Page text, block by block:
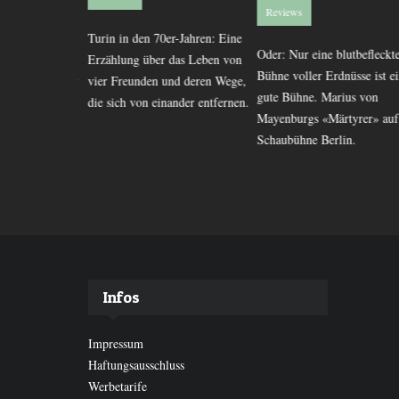
Turin in den 70er-Jahren: Eine
Erzählung über das Leben von
vier Freunden und deren Wege,
die sich von einander entfernen.
Reviews
Oder: Nur eine blutbefleckte
Bühne voller Erdnüsse ist
gute Bühne. Marius von
Mayenburgs «Märtyrer» auf
Schaubühne Berlin.
Infos
Impressum
Haftungsausschluss
Werbetarife